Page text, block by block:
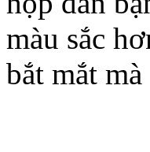
màu sắc
bắt mắt